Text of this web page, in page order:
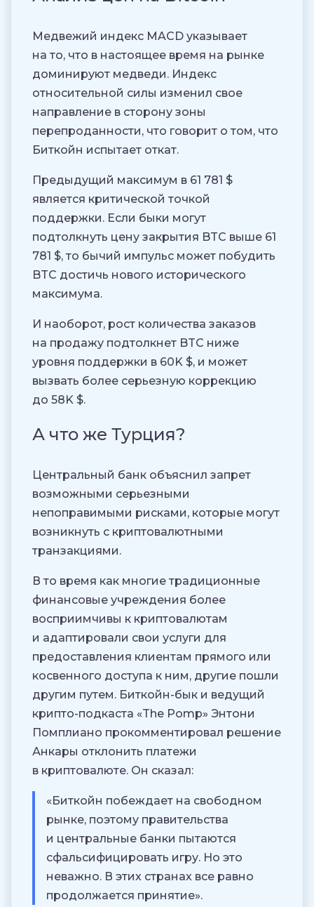
Медвежий индекс MACD указывает
на то, что в настоящее время на рынке
доминируют медведи. Индекс
относительной силы изменил свое
направление в сторону зоны
перепроданности, что говорит о том, что
Биткойн испытает откат.
Предыдущий максимум в 61 781 $
является критической точкой
поддержки. Если быки могут
подтолкнуть цену закрытия BTC выше 61
781 $, то бычий импульс может побудить
BTC достичь нового исторического
максимума.
И наоборот, рост количества заказов
на продажу подтолкнет BTC ниже
уровня поддержки в 60K $, и может
вызвать более серьезную коррекцию
до 58K $.
А что же Турция?
Центральный банк объяснил запрет
возможными серьезными
непоправимыми рисками, которые могут
возникнуть с криптовалютными
транзакциями.
В то время как многие традиционные
финансовые учреждения более
восприимчивы к криптовалютам
и адаптировали свои услуги для
предоставления клиентам прямого или
косвенного доступа к ним, другие пошли
другим путем. Биткойн-бык и ведущий
крипто-подкаста «The Pomp» Энтони
Помплиано прокомментировал решение
Анкары отклонить платежи
в криптовалюте. Он сказал:
«Биткойн побеждает на свободном
рынке, поэтому правительства
и центральные банки пытаются
сфальсифицировать игру. Но это
неважно. В этих странах все равно
продолжается принятие».